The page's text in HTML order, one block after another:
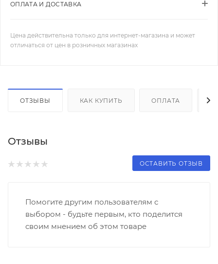
ОПЛАТА И ДОСТАВКА
Цена действительна только для интернет-магазина и может
отличаться от цен в розничных магазинах
ОТЗЫВЫ КАК КУПИТЬ ОПЛАТА
Отзывы
ОСТАВИТЬ ОТЗЫВ
Помогите другим пользователям с
выбором - будьте первым, кто поделится
своим мнением об этом товаре